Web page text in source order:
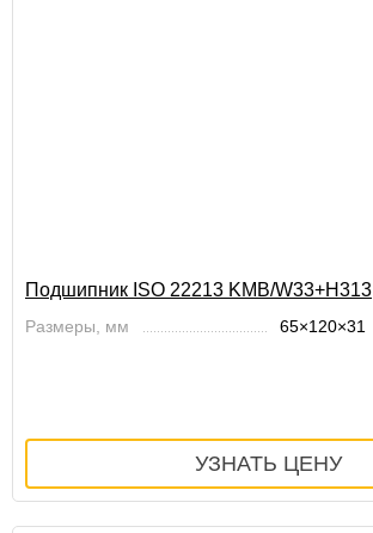
Подшипник ISO 22213 KMB/W33+H313
Размеры, мм 65×120×31